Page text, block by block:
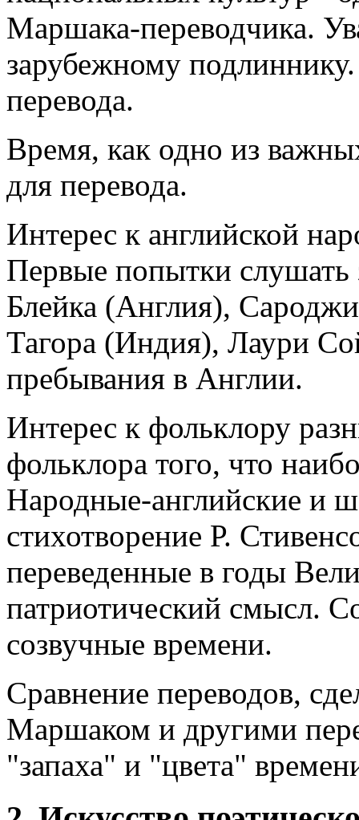
Маршака-переводчика.
зарубежному
перевода.
Время, как одно из
для перевода.
Интерес к английской
Первые попытки
Блейка (Англия),
Тагора (Индия), Лаури
пребывания в Англии.
Интерес к фольклору
фольклора того, что
Народные-английские и
стихотворение Р.
переведенные в годы
патриотический смысл.
созвучные времени.
Сравнение переводов,
Mapшаком и другими
"запаха" и "цвета"